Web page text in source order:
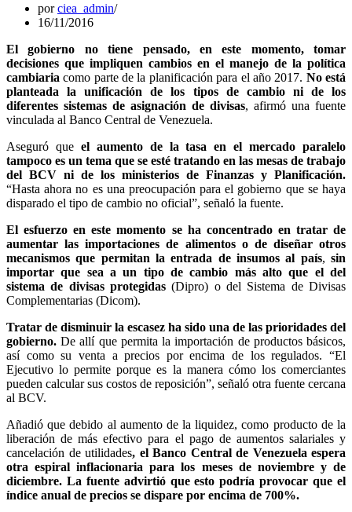
porciea_admin
16/11/2016
El gobierno no tiene pensado, en este momento, tomar
decisiones que impliquen cambios en el manejo de la política
cambiariacomo parte de la planificación para el año 2017. No está
planteada la unificación de los tipos de cambio ni de los
diferentes sistemas de asignación de divisas, afirmó una fuente
vinculada al Banco Central de Venezuela.
Aseguró que el aumento de la tasa en el mercado paralelo
tampoco es un tema que se esté tratando en las mesas de trabajo
del BCV ni de los ministerios de Finanzas y Planificación.
“Hasta ahora no es una preocupación para el gobierno que se haya
disparado el tipo de cambio no oficial”, señaló la fuente.
El esfuerzo en este momento se ha concentrado en tratar de
aumentar las importaciones de alimentos o de diseñar otros
mecanismos que permitan la entrada de insumos al país,sin
importar que sea a un tipo de cambio más alto que el del
sistema de divisas protegidas (Dipro) o del Sistema de Divisas
Complementarias (Dicom).
Tratar de disminuir la escasez ha sido una de las prioridades del
gobierno. De allí que permita la importación de productos básicos,
así como su venta a precios por encima de los regulados. “El
Ejecutivo lo permite porque es la manera cómo los comerciantes
pueden calcular sus costos de reposición”, señaló otra fuente cercana
al BCV.
Añadió que debido al aumento de la liquidez, como producto de la
liberación de más efectivo para el pago de aumentos salariales y
cancelación de utilidades, el Banco Central de Venezuela espera
otra espiral inflacionaria para los meses de noviembre y de
diciembre. La fuente advirtió que esto podría provocar que el
índice anual de precios se dispare por encima de 700%.